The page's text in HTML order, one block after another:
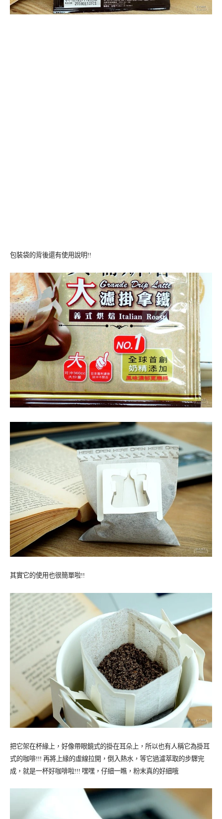
包裝袋的背後還有使用說明!!
其實它的使用也很簡單啦!!
把它架在杯緣上，好像帶眼鏡式的掛在耳朵上，所以也有人稱它為掛耳
式的咖啡!!! 再將上緣的虛線拉開，倒入熱水，等它過濾萃取的步驟完
成，就是一杯好咖啡啦!!! 嘿嘿，仔細一瞧，粉末真的好細哦